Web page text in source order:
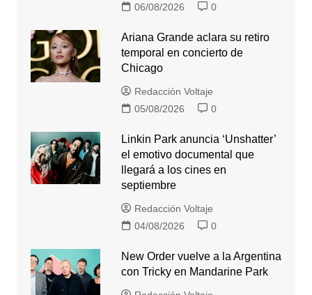
06/08/2026
0
Ariana Grande aclara su retiro
temporal en concierto de
Chicago
Redacción Voltaje
05/08/2026
0
Linkin Park anuncia ‘Unshatter’
el emotivo documental que
llegará a los cines en
septiembre
Redacción Voltaje
04/08/2026
0
New Order vuelve a la Argentina
con Tricky en Mandarine Park